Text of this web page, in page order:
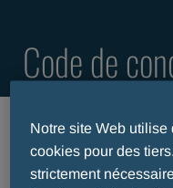
Code de
ACCUEIL
CODE DE CONDUITE
Notre site Web
cookies pour des
strictement